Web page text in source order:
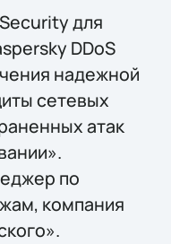
для
DDoS
надежной
сетевых
атак
по
компания